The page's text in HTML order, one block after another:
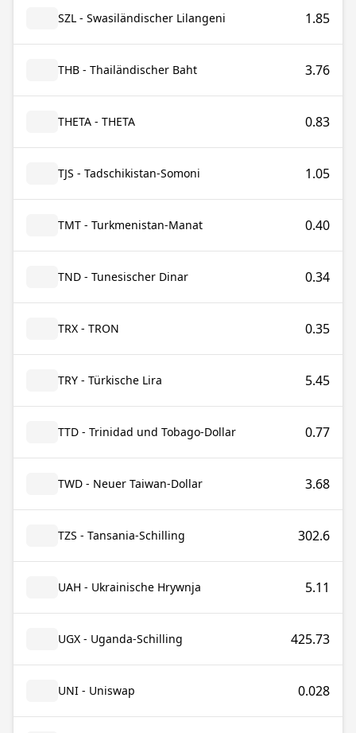
SZL - Swasiländischer Lilangeni 1.85
THB - Thailändischer Baht 3.76
THETA - THETA 0.83
TJS - Tadschikistan-Somoni 1.05
TMT - Turkmenistan-Manat 0.40
TND - Tunesischer Dinar 0.34
TRX - TRON 0.35
TRY - Türkische Lira 5.45
TTD - Trinidad und Tobago-Dollar 0.77
TWD - Neuer Taiwan-Dollar 3.68
TZS - Tansania-Schilling 302.6
UAH - Ukrainische Hrywnja 5.11
UGX - Uganda-Schilling 425.73
UNI - Uniswap 0.028